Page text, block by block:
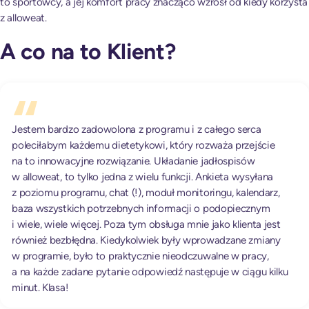
z alloweat.
A co na to Klient?
Jestem bardzo zadowolona z programu i z całego serca
poleciłabym każdemu dietetykowi, który rozważa przejście
na to innowacyjne rozwiązanie. Układanie jadłospisów
w alloweat, to tylko jedna z wielu funkcji. Ankieta wysyłana
z poziomu programu, chat (!), moduł monitoringu, kalendarz,
baza wszystkich potrzebnych informacji o podopiecznym
i wiele, wiele więcej. Poza tym obsługa mnie jako klienta jest
również bezbłędna. Kiedykolwiek były wprowadzane zmiany
w programie, było to praktycznie nieodczuwalne w pracy,
a na każde zadane pytanie odpowiedź następuje w ciągu kilku
minut. Klasa!